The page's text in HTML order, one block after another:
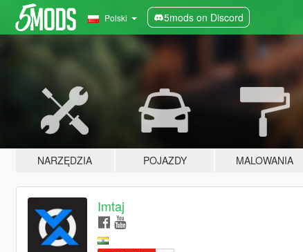
Polski 5mods on Discord
NARZĘDZIA POJAZDY MALOWANIA
Imtaj